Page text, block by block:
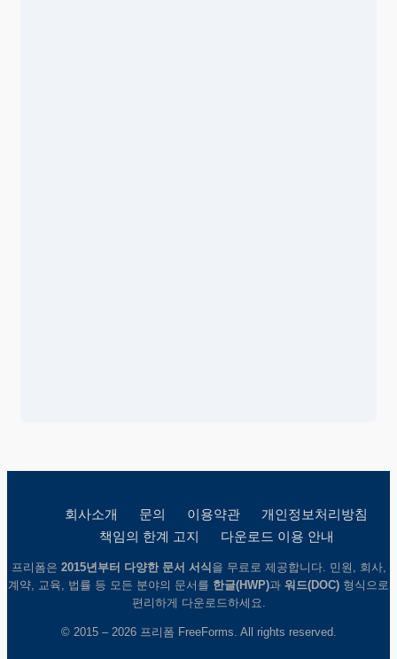
회사소개 문의 이용약관
개인정보처리방침
책임의 한계 고지
다운로드 이용 안내
프리폼은 2015년부터 다양한 문서 서식 을 무료로 제공합니다. 민원, 회사,
계약, 교육, 법률 등 모든 분야의 문서를 한글(HWP)과 워드(DOC) 형식으로
편리하게 다운로드하세요.
© 2015 – 2026 프리폼 FreeForms. All rights reserved.